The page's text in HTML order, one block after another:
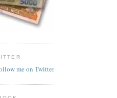
me on Twitter